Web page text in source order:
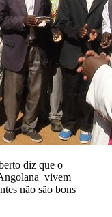
diz que o
vivem
não são bons